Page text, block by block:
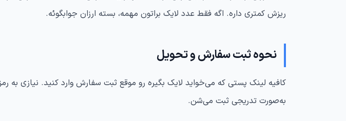
ریزش کمتری داره. اگه فقط عدد لایک براتون مهمه، بسته ارزان جوابگوئه.
نحوه ثبت سفارش و تحویل
کافیه لینک پستی که می‌خواید لایک بگیره رو موقع ثبت سفارش وارد کنید. نیازی
به‌صورت تدریجی ثبت می‌شن.